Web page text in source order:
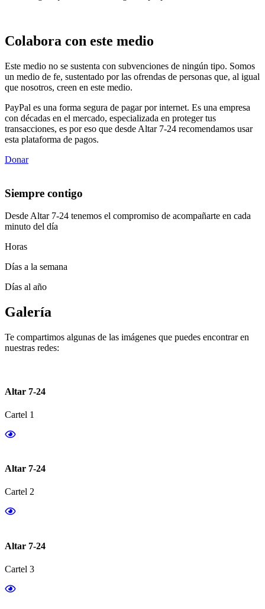
Colabora con este medio
Este medio no se sustenta con subvenciones de ningún tipo. Somos
un medio de fe, sustentado por las ofrendas de personas que, al igual
que nosotros, creen en este medio.
PayPal es una forma segura de pagar por internet. Es una empresa
con décadas en el mercado, especializada en proteger tus
transacciones, es por eso que desde Altar 7-24 recomendamos usar
esta plataforma de pagos.
Donar
Siempre contigo
Desde Altar 7-24 tenemos el compromiso de acompañarte en cada
minuto del día
Horas
Días a la semana
Días al año
Galería
Te compartimos algunas de las imágenes que puedes encontrar en
nuestras redes:
Altar 7-24
Cartel 1
Altar 7-24
Cartel 2
Altar 7-24
Cartel 3